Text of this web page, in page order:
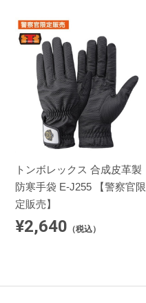
トンボレックス 合成皮革製
防寒手袋 E-J255 【警察官限
定販売】
¥2,640 （税込）